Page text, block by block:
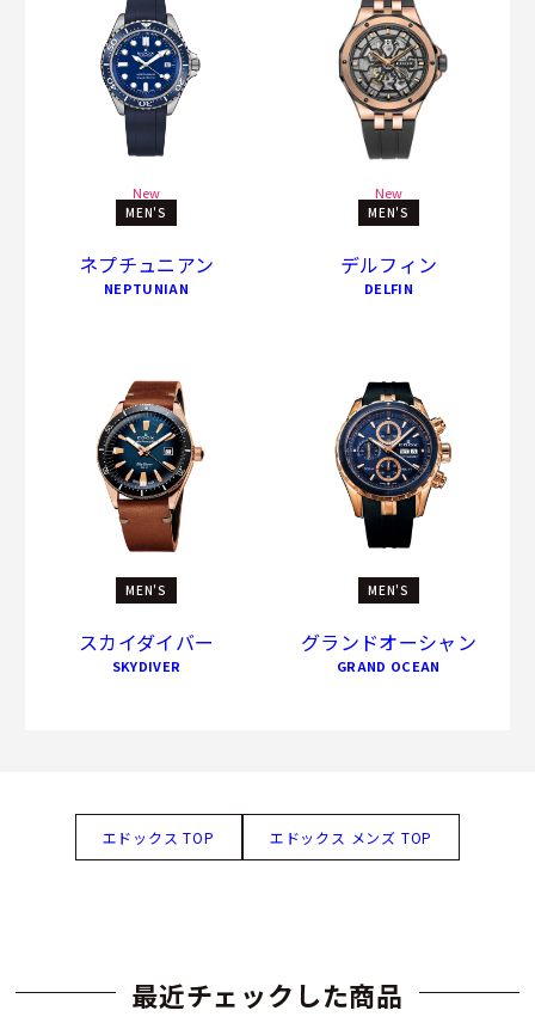
New
MEN'S
ネプチュニアン
NEPTUNIAN
New
MEN'S
デルフィン
DELFIN
MEN'S
スカイダイバー
SKYDIVER
MEN'S
グランドオーシャン
GRAND OCEAN
エドックス TOP エドックス メンズ TOP
最近チェックした商品